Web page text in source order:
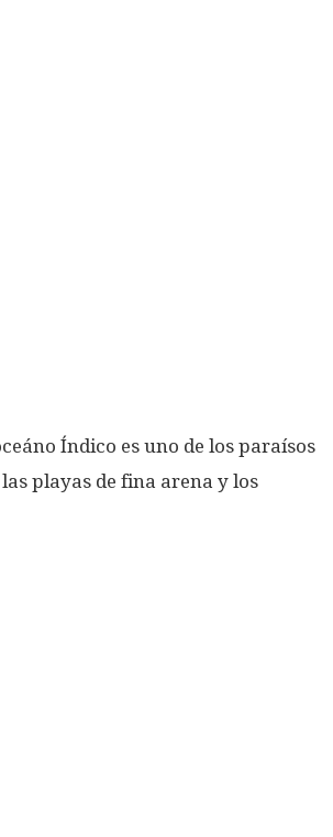
Índico es uno de los paraísos
playas de fina arena y los